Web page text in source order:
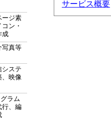
ージ素
ン・
成
写真等
システ
、映像
ラム
行、編
サービス概要